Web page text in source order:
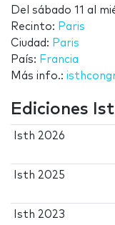
Del sábado 11 al
Recinto: Paris
Ciudad: Paris
País: Francia
Más info.:
Ediciones
Isth 2026
Isth 2025
Isth 2023